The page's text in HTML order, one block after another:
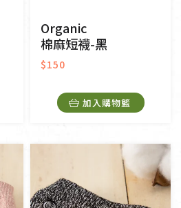
Organic
棉麻短襪-黑
$150
加入購物籃